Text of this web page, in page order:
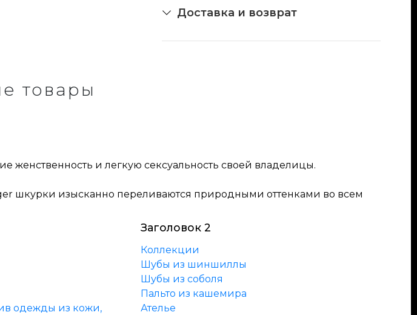
Доставка и возврат
товары
и легкую сексуальность своей владелицы.
шкурки изысканно переливаются природными оттенками во всем
одежды из кожи,
Заголовок 2
Коллекции
Шубы из шиншиллы
Шубы из соболя
Пальто из кашемира
Ателье